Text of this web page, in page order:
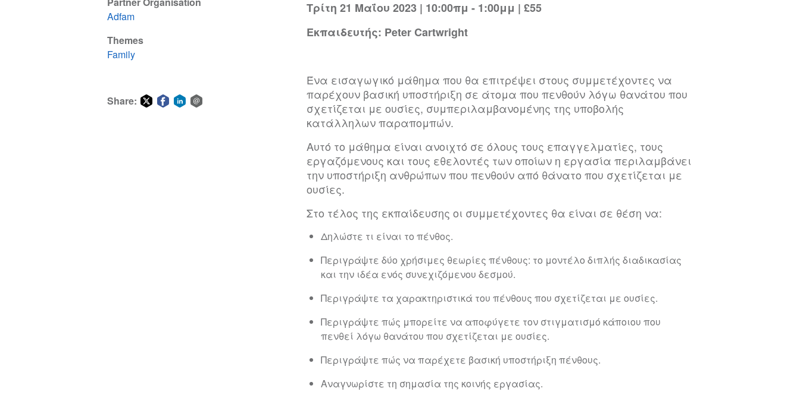
Adfam
Themes
Family
Share:
Τρίτη 21 Μαΐου 2023 | 10:00πμ - 1:00μμ | £55
Εκπαιδευτής: Peter Cartwright
Ένα εισαγωγικό μάθημα που θα επιτρέψει στους συμμετέχοντες να
παρέχουν βασική υποστήριξη σε άτομα που πενθούν λόγω θανάτου που
σχετίζεται με ουσίες, συμπεριλαμβανομένης της υποβολής
κατάλληλων παραπομπών.
Αυτό το μάθημα είναι ανοιχτό σε όλους τους επαγγελματίες, τους
εργαζόμενους και τους εθελοντές των οποίων η εργασία περιλαμβάνει
την υποστήριξη ανθρώπων που πενθούν από θάνατο που σχετίζεται με
ουσίες.
Στο τέλος της εκπαίδευσης οι συμμετέχοντες θα είναι σε θέση να:
Δηλώστε τι είναι το πένθος.
Περιγράψτε δύο χρήσιμες θεωρίες πένθους: το μοντέλο διπλής διαδικασίας
και την ιδέα ενός συνεχιζόμενου δεσμού.
Περιγράψτε τα χαρακτηριστικά του πένθους που σχετίζεται με ουσίες.
Περιγράψτε πώς μπορείτε να αποφύγετε τον στιγματισμό κάποιου που
πενθεί λόγω θανάτου που σχετίζεται με ουσίες.
Περιγράψτε πώς να παρέχετε βασική υποστήριξη πένθους.
Αναγνωρίστε τη σημασία της κοινής εργασίας.